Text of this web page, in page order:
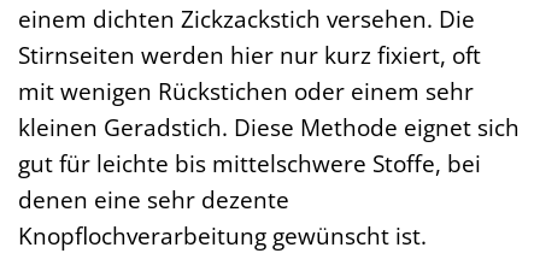
einem dichten Zickzackstich versehen. Die
Stirnseiten werden hier nur kurz fixiert, oft
mit wenigen Rückstichen oder einem sehr
kleinen Geradstich. Diese Methode eignet sich
gut für leichte bis mittelschwere Stoffe, bei
denen eine sehr dezente
Knopflochverarbeitung gewünscht ist.